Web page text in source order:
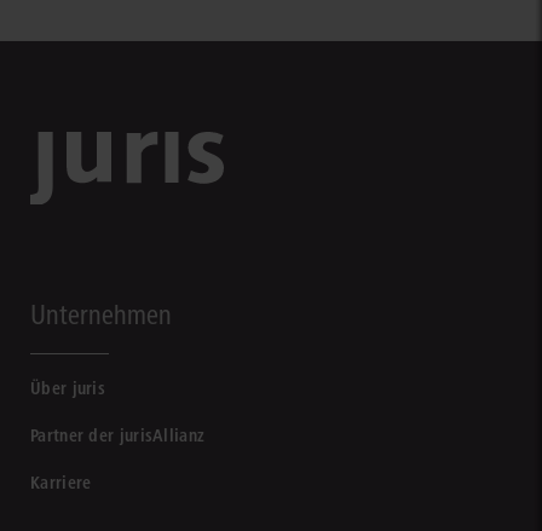
Unternehmen
Über juris
Partner der jurisAllianz
Karriere